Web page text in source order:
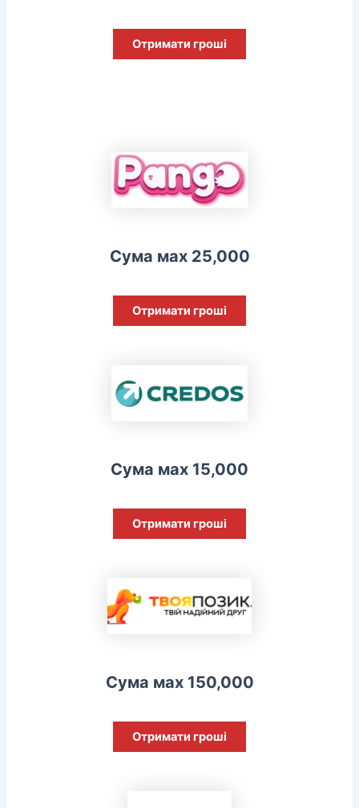
Отримати гроші
Сума мах 25,000
Отримати гроші
Сума мах 15,000
Отримати гроші
Сума мах 150,000
Отримати гроші